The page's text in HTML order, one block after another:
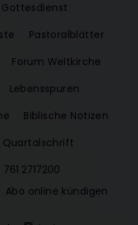
Gottesdienst
Pastoralblätter
Forum Weltkirche
Lebensspuren
Biblische Notizen
Quartalschrift
2717200
Abo online kündigen